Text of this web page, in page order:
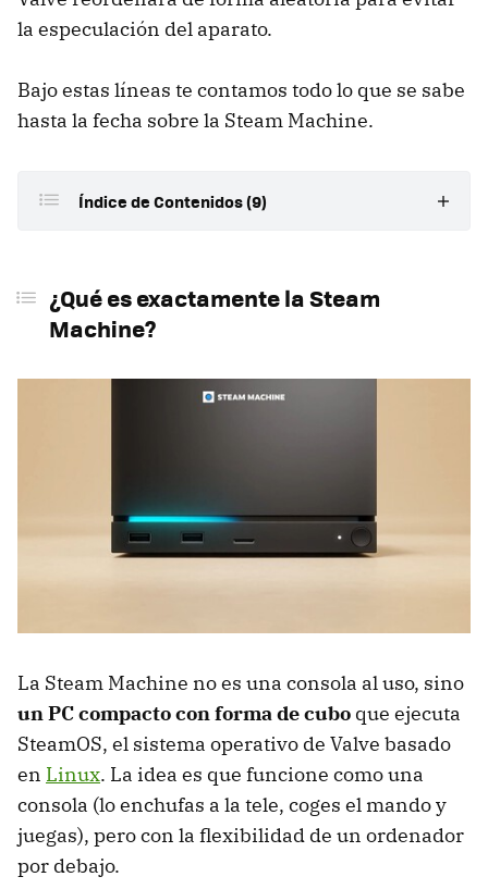
la especulación del aparato.
Bajo estas líneas te contamos todo lo que se sabe
hasta la fecha sobre la Steam Machine.
Índice de Contenidos (9)
¿Cuándo sale la Steam Machine?
¿Cómo funciona el sistema de reservas?
¿Qué puertos y conectividad ofrece?
¿Cómo es el nuevo Steam Controller?
¿Qué es exactamente la Steam
Machine?
La Steam Machine no es una consola al uso, sino
un PC compacto con forma de cubo que ejecuta
SteamOS, el sistema operativo de Valve basado
en Linux. La idea es que funcione como una
consola (lo enchufas a la tele, coges el mando y
juegas), pero con la flexibilidad de un ordenador
por debajo.